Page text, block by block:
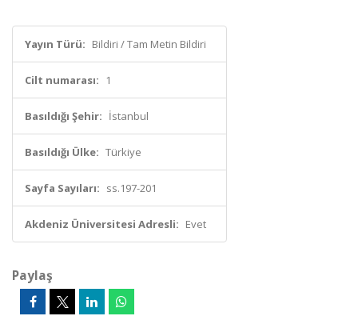
Yayın Türü: Bildiri / Tam Metin Bildiri
Cilt numarası: 1
Basıldığı Şehir: İstanbul
Basıldığı Ülke: Türkiye
Sayfa Sayıları: ss.197-201
Akdeniz Üniversitesi Adresli: Evet
Paylaş